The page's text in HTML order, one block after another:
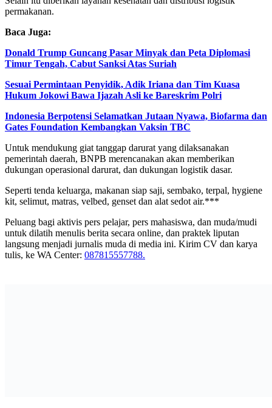
permakanan.
Baca Juga:
Donald Trump Guncang Pasar Minyak dan Peta Diplomasi
Timur Tengah, Cabut Sanksi Atas Suriah
Sesuai Permintaan Penyidik, Adik Iriana dan Tim Kuasa
Hukum Jokowi Bawa Ijazah Asli ke Bareskrim Polri
Indonesia Berpotensi Selamatkan Jutaan Nyawa, Biofarma dan
Gates Foundation Kembangkan Vaksin TBC
Untuk mendukung giat tanggap darurat yang dilaksanakan
pemerintah daerah, BNPB merencanakan akan memberikan
dukungan operasional darurat, dan dukungan logistik dasar.
Seperti tenda keluarga, makanan siap saji, sembako, terpal, hygiene
kit, selimut, matras, velbed, genset dan alat sedot air.***
Peluang bagi aktivis pers pelajar, pers mahasiswa, dan muda/mudi
untuk dilatih menulis berita secara online, dan praktek liputan
langsung menjadi jurnalis muda di media ini. Kirim CV dan karya
tulis, ke WA Center: 087815557788.